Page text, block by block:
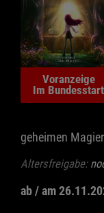
Voranzeige
Im Bundesstart
geheimen
Altersfreigabe:
ab / am